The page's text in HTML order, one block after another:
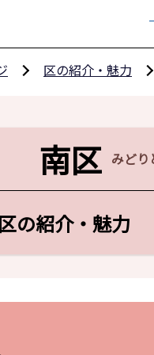
区の紹介・魅力
南区 みどり
区の紹介・魅力